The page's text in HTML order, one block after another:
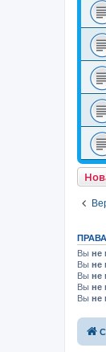
Вы не
Вы не
Вы не
Вы не
Вы не